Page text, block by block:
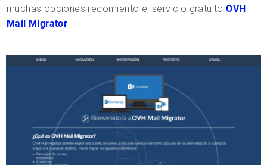
muchas opciones recomiento el servicio gratuitoOVH
Mail Migrator